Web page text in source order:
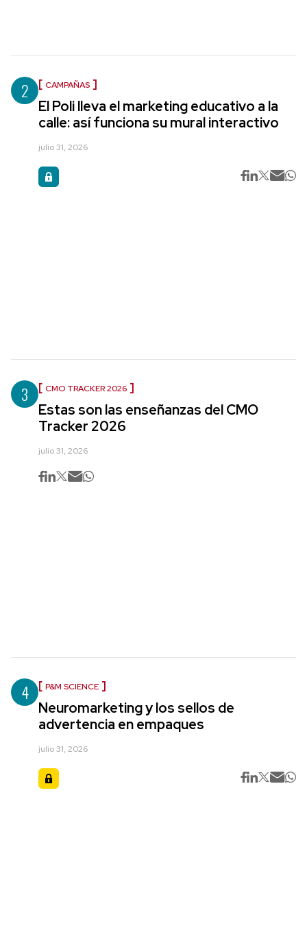
2 CAMPAÑAS
El Poli lleva el marketing educativo a la
calle: así funciona su mural interactivo
julio 31, 2026
3 CMO TRACKER 2026
Estas son las enseñanzas del CMO
Tracker 2026
julio 31, 2026
4 P&M SCIENCE
Neuromarketing y los sellos de
advertencia en empaques
julio 31, 2026